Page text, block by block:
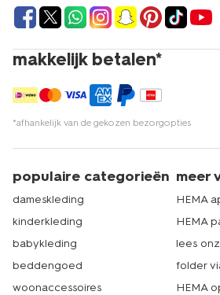
makkelijk betalen*
*afhankelijk van de gekozen bezorgopties
populaire categorieën
dameskleding
kinderkleding
babykleding
beddengoed
woonaccessoires
meer
HEMA
HEMA
lees
folder
HEMA